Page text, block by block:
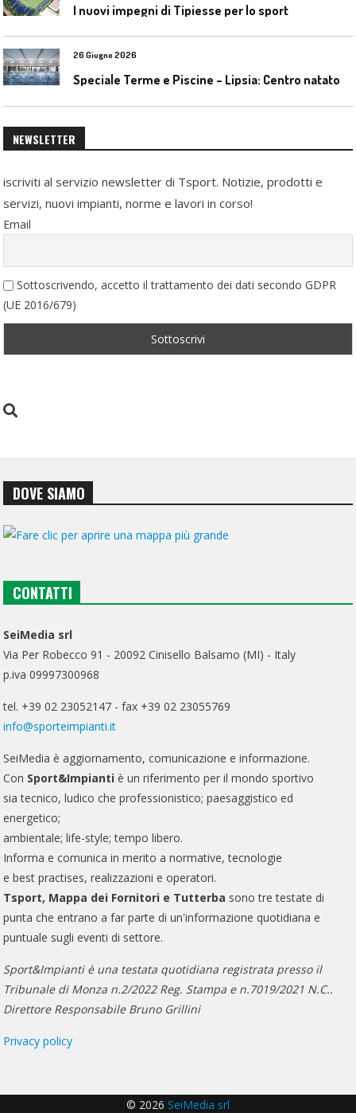
I nuovi impegni di Tipiesse per lo sport
26 Giugno 2026
NEWSLETTER
iscriviti al servizio newsletter di Tsport. Notizie, prodotti e
servizi, nuovi impianti, norme e lavori in corso!
Email
Sottoscrivendo, accetto il trattamento dei dati secondo GDPR
(UE 2016/679)
DOVE SIAMO
CONTATTI
SeiMedia srl
Via Per Robecco 91 - 20092 Cinisello Balsamo (MI) - Italy
p.iva 09997300968
tel. +39 02 23052147 - fax +39 02 23055769
info@sporteimpianti.it
SeiMedia è aggiornamento, comunicazione e informazione.
Con Sport&Impianti è un riferimento per il mondo sportivo
sia tecnico, ludico che professionistico; paesaggistico ed
energetico;
ambientale; life-style; tempo libero.
Informa e comunica in merito a normative, tecnologie
e best practises, realizzazioni e operatori.
Tsport, Mappa dei Fornitori e Tutterba sono tre testate di
punta che entrano a far parte di un'informazione quotidiana e
puntuale sugli eventi di settore.
Sport&Impianti è una testata quotidiana registrata presso il
Tribunale di Monza n.2/2022 Reg. Stampa e n.7019/2021 N.C..
Direttore Responsabile Bruno Grillini
Privacy policy
© 2026 SeiMedia srl